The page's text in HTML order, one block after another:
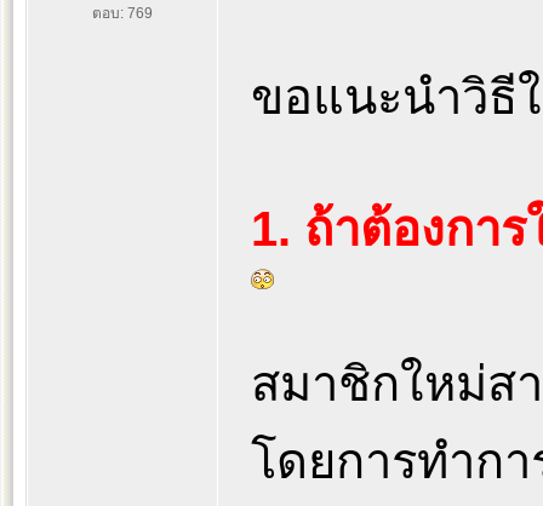
ตอบ: 769
ขอแนะนำวิธี
1. ถ้าต้องการ
สมาชิกใหม่ส
โดยการทำก